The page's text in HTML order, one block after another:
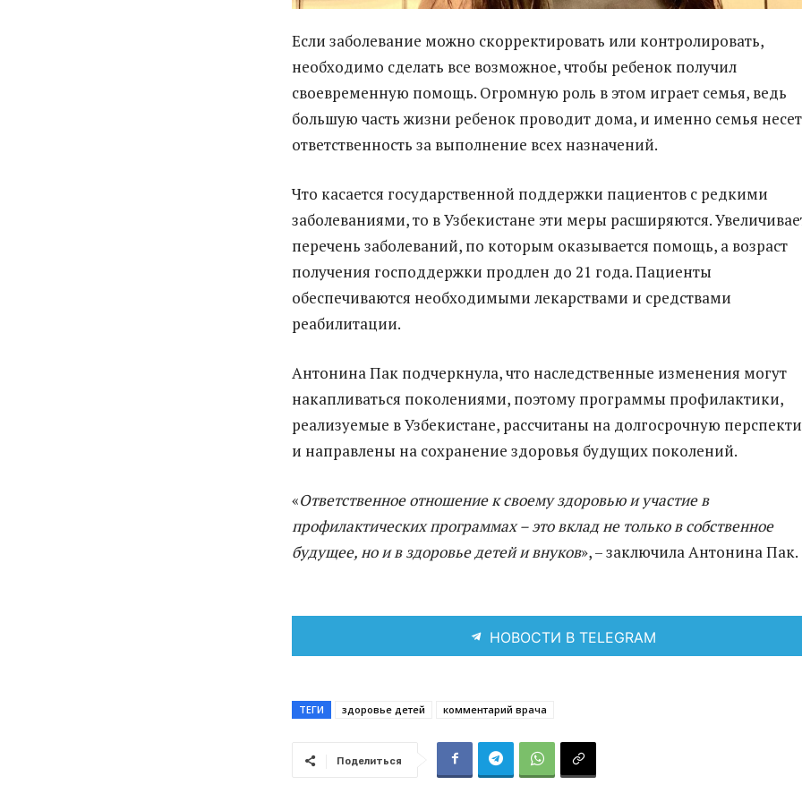
Если заболевание можно скорректировать или контролировать,
необходимо сделать все возможное, чтобы ребенок получил
своевременную помощь. Огромную роль в этом играет семья, ведь
большую часть жизни ребенок проводит дома, и именно семья несет
ответственность за выполнение всех назначений.
Что касается государственной поддержки пациентов с редкими
заболеваниями, то в Узбекистане эти меры расширяются.
перечень заболеваний, по которым оказывается помощь, а возраст
получения господдержки продлен до 21 года. Пациенты
обеспечиваются необходимыми лекарствами и средствами
реабилитации.
Антонина Пак подчеркнула, что наследственные изменения могут
накапливаться поколениями, поэтому программы профилактики,
реализуемые в Узбекистане, рассчитаны на долгосрочную
и направлены на сохранение здоровья будущих поколений.
«Ответственное отношение к своему здоровью и участие в
профилактических программах – это вклад не только в собственное
будущее, но и в здоровье детей и внуков», – заключила Антонина Пак.
НОВОСТИ В TELEGRAM
ТЕГИ здоровье детей комментарий врача
Поделиться